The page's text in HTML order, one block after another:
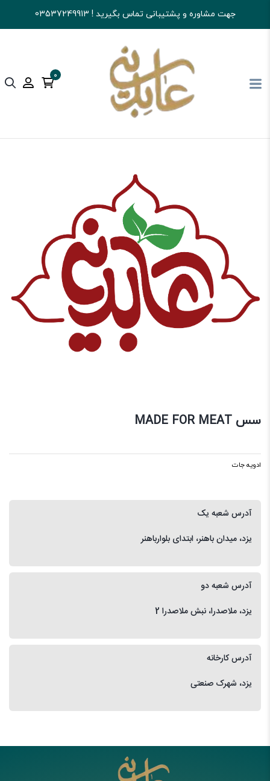
جهت مشاوره و پشتیبانی تماس بگیرید ! 03537249913
0
آجیل و خشکبار عابدینی کالای اساسی و خواربار
سس MADE FOR MEAT
ادویه جات
آدرس شعبه یک
یزد، میدان باهنر، ابتدای بلوارباهنر
آدرس شعبه دو
یزد، ملاصدرا، نبش ملاصدرا 2
آدرس کارخانه
یزد، شهرک صنعتی